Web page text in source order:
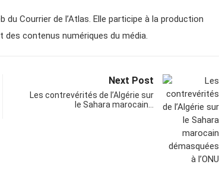
Courrier de l’Atlas. Elle participe à la production
des contenus numériques du média.
Next Post
Les contrevérités de l’Algérie sur
le Sahara marocain…